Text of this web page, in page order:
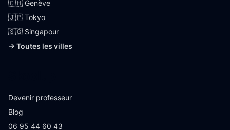
🇨🇭 Genève
🇯🇵 Tokyo
🇸🇬 Singapour
→ Toutes les villes
Devenir professeur
Blog
06 95 44 60 43